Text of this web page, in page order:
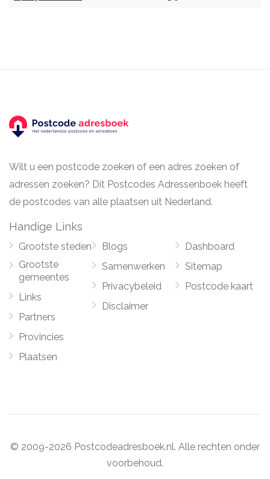
Wilt u een postcode zoeken of een adres zoeken of
adressen zoeken? Dit Postcodes Adressenboek heeft
de postcodes van alle plaatsen uit Nederland.
Handige Links
Grootste steden
Grootste
gemeentes
Links
Partners
Provincies
Plaatsen
Blogs
Samenwerken
Privacybeleid
Disclaimer
Dashboard
Sitemap
Postcode kaart
© 2009-2026 Postcodeadresboek.nl. Alle rechten onder
voorbehoud.